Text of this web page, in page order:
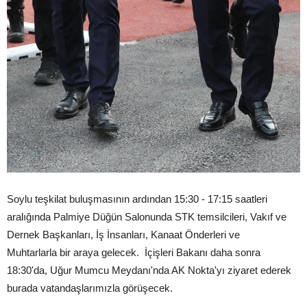
Soylu teşkilat buluşmasının ardından 15:30 - 17:15 saatleri
aralığında Palmiye Düğün Salonunda STK temsilcileri, Vakıf ve
Dernek Başkanları, İş İnsanları, Kanaat Önderleri ve
Muhtarlarla bir araya gelecek. İçişleri Bakanı daha sonra
18:30'da, Uğur Mumcu Meydanı'nda AK Nokta'yı ziyaret ederek
burada vatandaşlarımızla görüşecek.